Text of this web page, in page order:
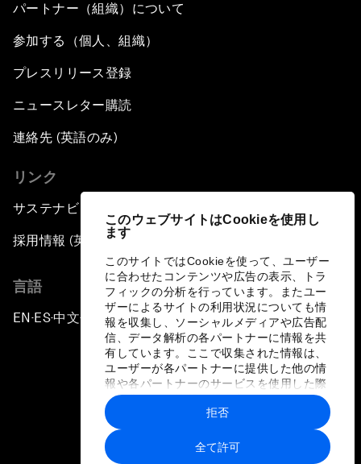
このウェブサイトはCookieを使用し
ます
このサイトではCookieを使って、ユーザー
に合わせたコンテンツや広告の表示、トラ
フィックの分析を行っています。またユー
ザーによるサイトの利用状況についても情
報を収集し、ソーシャルメディアや広告配
信、データ解析の各パートナーに情報を共
有しています。ここで収集された情報は、
ユーザーが各パートナーに提供した他の情
報や各パートナーのサービスを使用した際
に収集された情報と組み合わされ、各パー
トナーによって使用されることがありま
す。
全て許可
拒否
パートナー（組織）について
参加する（個人、組織）
プレスリリース登録
ニュースレター購読
連絡先 (英語のみ)
リンク
サステナビリティへの取り組み
採用情報 (英語のみ)
言語
EN ▪ ES▪中文▪ 日本語
プライバシーポリシーと利用規約
サイトマップ